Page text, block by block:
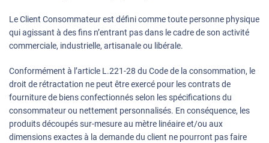
Le Client Consommateur est défini comme toute personne physique
qui agissant à des fins n’entrant pas dans le cadre de son activité
commerciale, industrielle, artisanale ou libérale.
Conformément à l’article L.221-28 du Code de la consommation, le
droit de rétractation ne peut être exercé pour les contrats de
fourniture de biens confectionnés selon les spécifications du
consommateur ou nettement personnalisés. En conséquence, les
produits découpés sur-mesure au mètre linéaire et/ou aux
dimensions exactes à la demande du client ne pourront pas faire